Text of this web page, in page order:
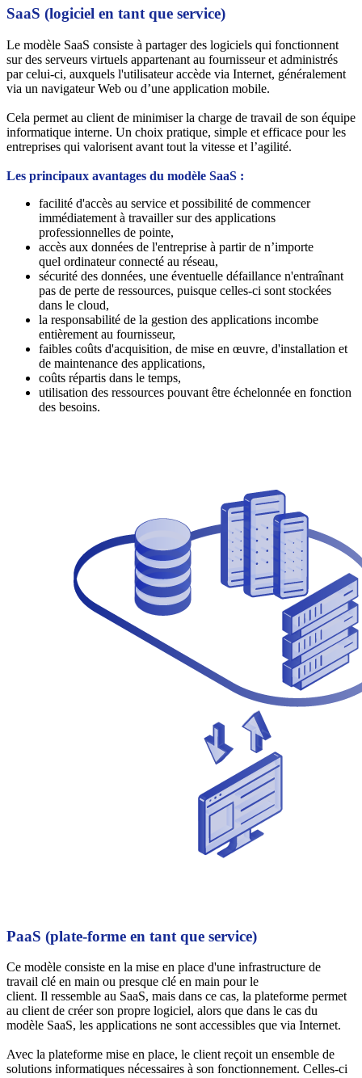
SaaS (logiciel en tant que service)
Le modèle SaaS consiste à partager des logiciels qui fonctionnent
sur des serveurs virtuels appartenant au fournisseur et administrés
par celui-ci, auxquels l'utilisateur accède via Internet, généralement
via un navigateur Web ou d’une application mobile.
Cela permet au client de minimiser la charge de travail de son équipe
informatique interne. Un choix pratique, simple et efficace pour les
entreprises qui valorisent avant tout la vitesse et l’agilité.
Les principaux avantages du modèle SaaS :
facilité d'accès au service et possibilité de commencer
immédiatement à travailler sur des applications
professionnelles de pointe,
accès aux données de l'entreprise à partir de n’importe
quel ordinateur connecté au réseau,
sécurité des données, une éventuelle défaillance n'entraînant
pas de perte de ressources, puisque celles-ci sont stockées
dans le cloud,
la responsabilité de la gestion des applications incombe
entièrement au fournisseur,
faibles coûts d'acquisition, de mise en œuvre, d'installation et
de maintenance des applications,
coûts répartis dans le temps,
utilisation des ressources pouvant être échelonnée en fonction
des besoins.
PaaS (plate-forme en tant que service)
Ce modèle consiste en la mise en place d'une infrastructure de
travail clé en main ou presque clé en main pour le
client. Il ressemble au SaaS, mais dans ce cas, la plateforme permet
au client de créer son propre logiciel, alors que dans le cas du
modèle SaaS, les applications ne sont accessibles que via Internet.
Avec la plateforme mise en place, le client reçoit un ensemble de
solutions informatiques nécessaires à son fonctionnement. Celles-ci